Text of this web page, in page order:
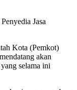
Jasa
Kota (Pemkot)
akan
selama ini